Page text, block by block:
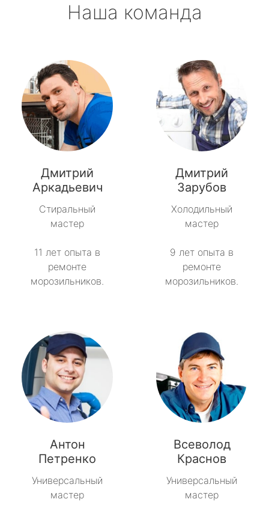
Наша команда
Дмитрий
Аркадьевич
Стиральный
мастер
11 лет опыта в
ремонте
морозильников.
Дмитрий
Зарубов
Холодильный
мастер
9 лет опыта в
ремонте
морозильников.
Антон
Петренко
Универсальный
мастер
Всеволод
Краснов
Универсальный
мастер